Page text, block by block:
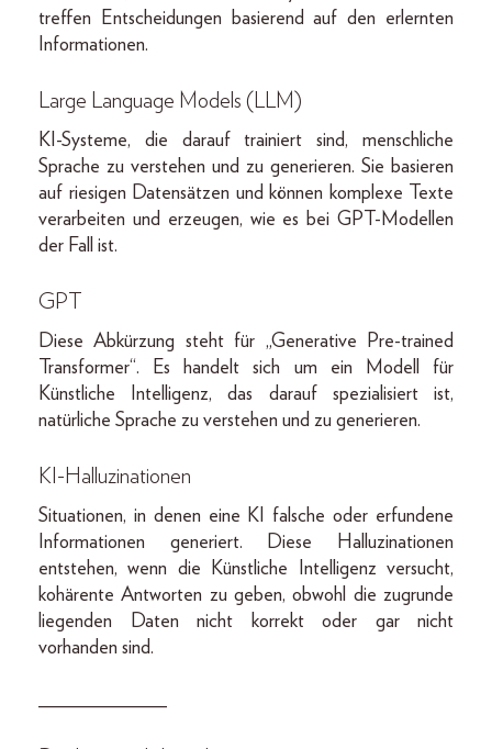
treffen Entscheidungen basierend auf den erlernten
Informationen.
Large Language Models (LLM)
KI-Systeme, die darauf trainiert sind, menschliche
Sprache zu verstehen und zu generieren. Sie basieren
auf riesigen Datensätzen und können komplexe Texte
verarbeiten und erzeugen, wie es bei GPT-Modellen
der Fall ist.
GPT
Diese Abkürzung steht für „Generative Pre-trained
Transformer“. Es handelt sich um ein Modell für
Künstliche Intelligenz, das darauf spezialisiert ist,
natürliche Sprache zu verstehen und zu generieren.
KI-Halluzinationen
Situationen, in denen eine KI falsche oder erfundene
Informationen generiert. Diese Halluzinationen
entstehen, wenn die Künstliche Intelligenz versucht,
kohärente Antworten zu geben, obwohl die zugrunde
liegenden Daten nicht korrekt oder gar nicht
vorhanden sind.
_____________